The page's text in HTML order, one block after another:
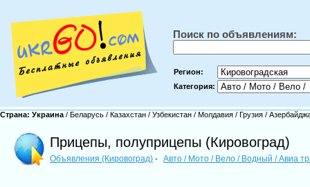
Поиск по объявлениям:
Регион:
Категория:
Страна: Украина / Беларусь / Казахстан / Узбекистан / Молдавия / Грузия /
Прицепы, полуприцепы (Кировоград)
Объявления (Кировоград) - Авто / Мото / Вело / Водный / Авиа